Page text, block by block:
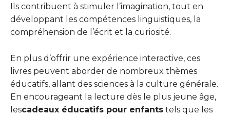
Ils contribuent à stimuler l’imagination, tout en
développant les compétences linguistiques, la
compréhension de l’écrit et la curiosité.
En plus d’offrir une expérience interactive, ces
livres peuvent aborder de nombreux thèmes
éducatifs, allant des sciences à la culture générale.
En encourageant la lecture dès le plus jeune âge,
lescadeaux éducatifs pour enfants tels que les